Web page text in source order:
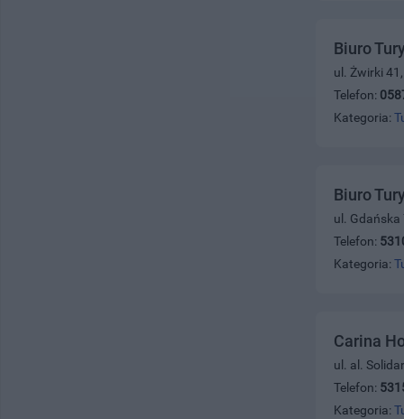
Biuro
ul. Żwirki
Telefon:
Kategoria:
Biuro
ul. Gdańska
Telefon:
Kategoria:
Carina
ul. al.
Telefon:
Kategoria: